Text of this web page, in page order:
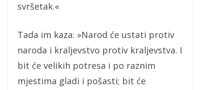
svršetak.«
Tada im kaza: »Narod će ustati protiv
naroda i kraljevstvo protiv kraljevstva. I
bit će velikih potresa i po raznim
mjestima gladi i pošasti; bit će